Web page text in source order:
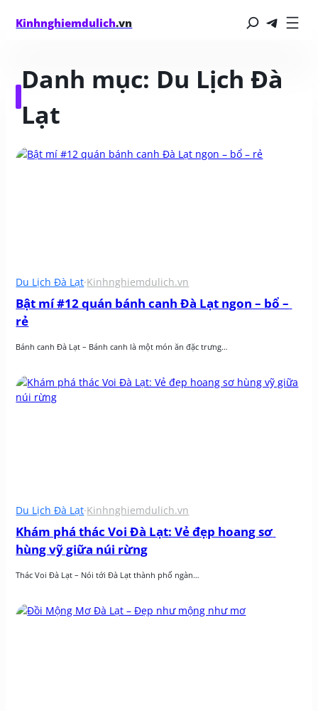
Kinhnghiemdulich.vn
Danh mục: Du Lịch Đà
Lạt
Du Lịch Đà Lạt·Kinhnghiemdulich.vn
Bật mí #12 quán bánh canh Đà Lạt ngon – bổ –
rẻ
Bánh canh Đà Lạt – Bánh canh là một món ăn đặc trưng…
Du Lịch Đà Lạt·Kinhnghiemdulich.vn
Khám phá thác Voi Đà Lạt: Vẻ đẹp hoang sơ
hùng vỹ giữa núi rừng
Thác Voi Đà Lạt – Nói tới Đà Lạt thành phố ngàn…